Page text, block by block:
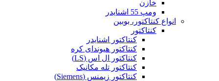
خازن
ومپ 55 اشنایدر
انواع کنتاکتور، بوبین
کنتاکتور
کنتاکتور اشنایدر
کنتاکتور هیوندای کره
کنتاکتور ال اس (LS)
کنتاکتور تله مکانیک
کنتاکتور زیمنس (Siemens)